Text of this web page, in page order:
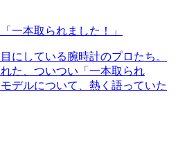
一本取られました！」
にしている腕時計のプロたち。
た、ついつい「一本取られ
デルについて、熱く語っていた